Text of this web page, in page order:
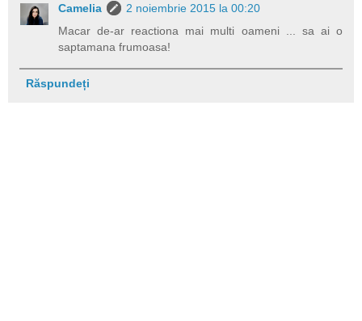
Camelia
2 noiembrie 2015 la 00:20
Macar de-ar reactiona mai multi oameni ... sa ai o
saptamana frumoasa!
Răspundeți